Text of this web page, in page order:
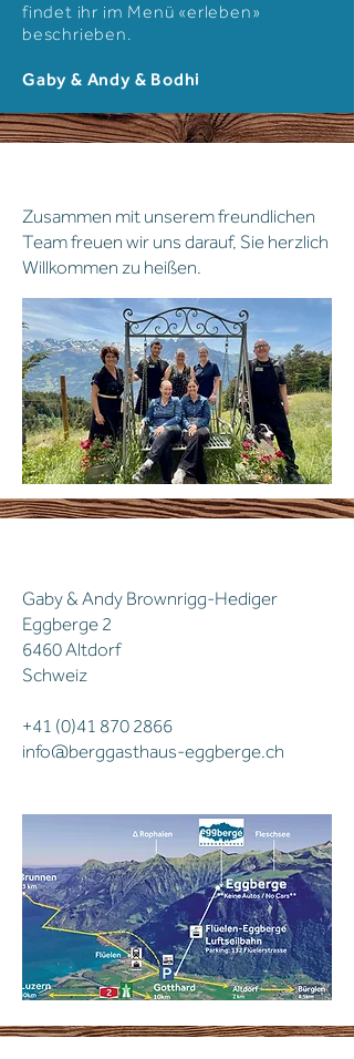
findet ihr im Menü «erleben»
beschrieben.
Gaby & Andy & Bodhi
Zusammen mit unserem freundlichen
Team freuen wir uns darauf, Sie herzlich
Willkommen zu heißen.
Gaby & Andy Brownrigg-Hediger
Eggberge 2
6460 Altdorf
Schweiz
+41 (0)41 870 2866
info@berggasthaus-eggberge.ch